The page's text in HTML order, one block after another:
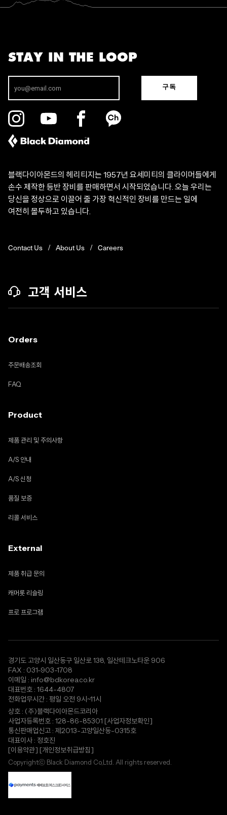
STAY IN THE LOOP
구독
블랙다이아몬드의 헤리티지는 1957년 요세미티의 클라이머들에게
손수 제작한 등반 장비를 판매하면서 시작되었습니다. 오늘 우리는
당신을 정상으로 이끌어 줄 가장 혁신적인 장비를 만드는 일에
여전히 몰두하고 있습니다.
Contact Us About Us Careers
고객 서비스
Orders
주문배송조회
FAQ
Product
제품 관리 및 주의사항
A/S 안내
A/S 신청
품질 보증
리콜 서비스
External
제품 취급 문의
캐머롯 리슬링
프로 프로그램
경기도 고양시 일산동구 일산로 138, 일산테크노타운 906
FAX : 031-903-1708
이메일 : info@bdkorea.co.kr
대표번호 : 1644-4807
전화업무시간 : 평일 오전 9시~11시
상호 : (주)블랙다이아몬드코리아
사업자등록번호 : 128-86-85301 [사업자정보확인]
통신판매업신고 : 제2013-고양일산동-0315호
대표이사 : 정호진
[이용약관] [개인정보취급방침]
Copyrightⓒ Black Diamond Co,Ltd. All rights reserved.